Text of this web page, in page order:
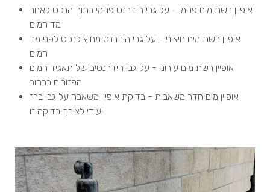
אופיין רשת מים פנימי - על גבי הידרנט פנימי בתוך הנכס לאחר
מד המים
אופיין רשת מים חיצוני - על גבי הידרנט מחוץ לנכס לפני מד
המים
אופיין רשת מים עירוני - על גבי הידרנטים של תאגיד המים
הפזורים ברחוב
אופיין מים חדר משאבות - בדיקת אופיין משאבה על גבי ברז